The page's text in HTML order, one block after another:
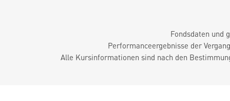
Fondsdaten und
Performanceergebnisse der
Alle Kursinformationen sind nach den